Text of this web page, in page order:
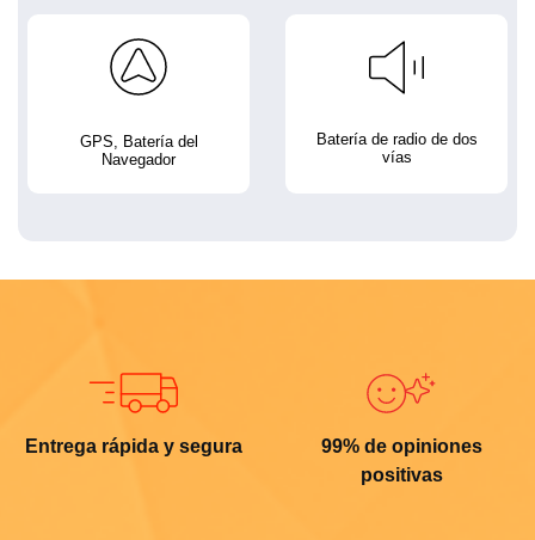
GPS, Batería del
Navegador
Batería de radio de dos
vías
Entrega rápida y segura
99% de opiniones
positivas